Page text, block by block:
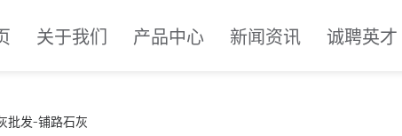
关于我们 产品中心 新闻资讯 诚聘英才
批发-铺路石灰